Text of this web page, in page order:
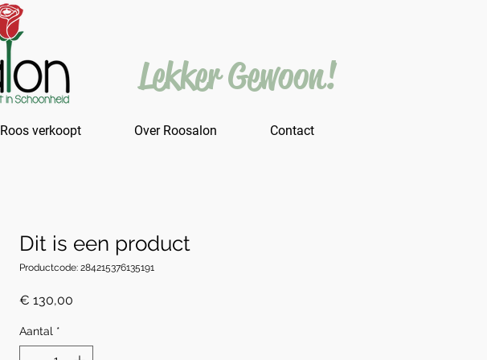
Lekker Gewoon!
Dit is een product
Productcode: 284215376135191
€ 130,00
Aantal *
Roos verkoopt Over Roosalon Contact